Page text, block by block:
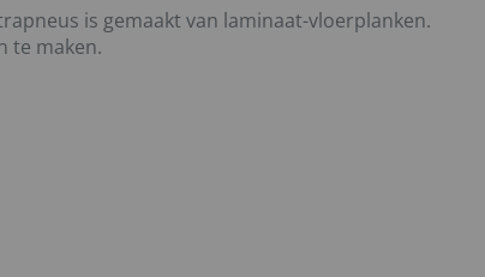
is gemaakt van laminaat-vloerplanken.
te maken.